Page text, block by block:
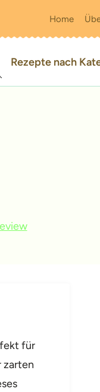
Home
Rezepte nach
für
zarten